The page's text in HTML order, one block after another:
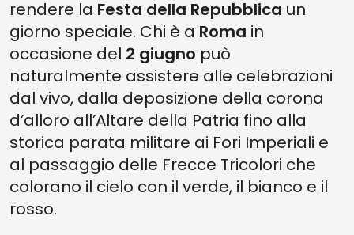
rendere la Festa della Repubblica un
giorno speciale. Chi è a Roma in
occasione del 2 giugno può
naturalmente assistere alle celebrazioni
dal vivo, dalla deposizione della corona
d’alloro all’Altare della Patria fino alla
storica parata militare ai Fori Imperiali e
al passaggio delle Frecce Tricolori che
colorano il cielo con il verde, il bianco e il
rosso.